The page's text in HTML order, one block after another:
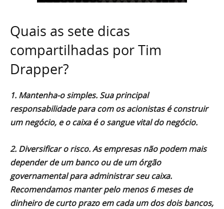
Quais as sete dicas
compartilhadas por Tim
Drapper?
1. Mantenha-o simples. Sua principal
responsabilidade para com os acionistas é construir
um negócio, e o caixa é o sangue vital do negócio.
2. Diversificar o risco. As empresas não podem mais
depender de um banco ou de um órgão
governamental para administrar seu caixa.
Recomendamos manter pelo menos 6 meses de
dinheiro de curto prazo em cada um dos dois bancos,